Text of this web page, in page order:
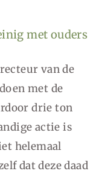
met ouders
van de
met de
drie ton
actie is
helemaal
dat deze daad